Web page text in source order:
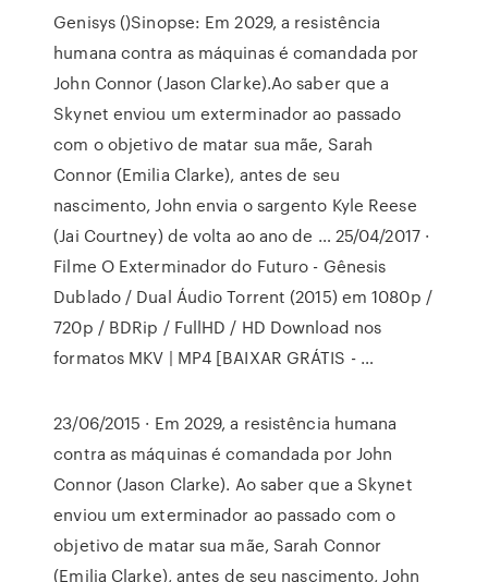
Genisys ()Sinopse: Em 2029, a resistência
humana contra as máquinas é comandada por
John Connor (Jason Clarke).Ao saber que a
Skynet enviou um exterminador ao passado
com o objetivo de matar sua mãe, Sarah
Connor (Emilia Clarke), antes de seu
nascimento, John envia o sargento Kyle Reese
(Jai Courtney) de volta ao ano de … 25/04/2017 ·
Filme O Exterminador do Futuro - Gênesis
Dublado / Dual Áudio Torrent (2015) em 1080p /
720p / BDRip / FullHD / HD Download nos
formatos MKV | MP4 [BAIXAR GRÁTIS - …
23/06/2015 · Em 2029, a resistência humana
contra as máquinas é comandada por John
Connor (Jason Clarke). Ao saber que a Skynet
enviou um exterminador ao passado com o
objetivo de matar sua mãe, Sarah Connor
(Emilia Clarke), antes de seu nascimento, John